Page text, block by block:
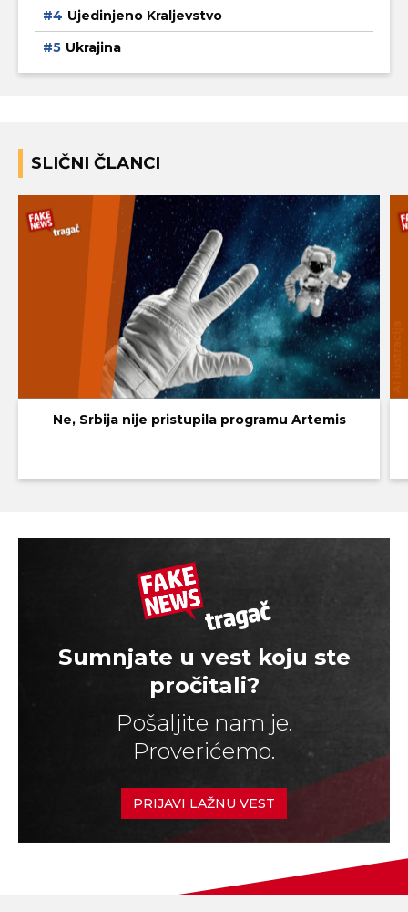
Ujedinjeno Kraljevstvo
Ukrajina
SLIČNI ČLANCI
Ne, Srbija nije pristupila programu Artemis
Sumnjate u vest koju ste
pročitali?
Pošaljite nam je.
Proverićemo.
PRIJAVI LAŽNU VEST